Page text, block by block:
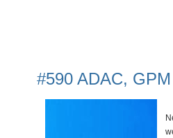
#590 ADAC,